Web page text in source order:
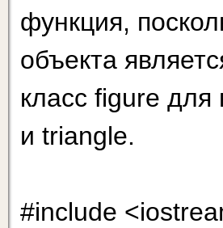
функция,
объекта
класс figure
и triangle.
#include